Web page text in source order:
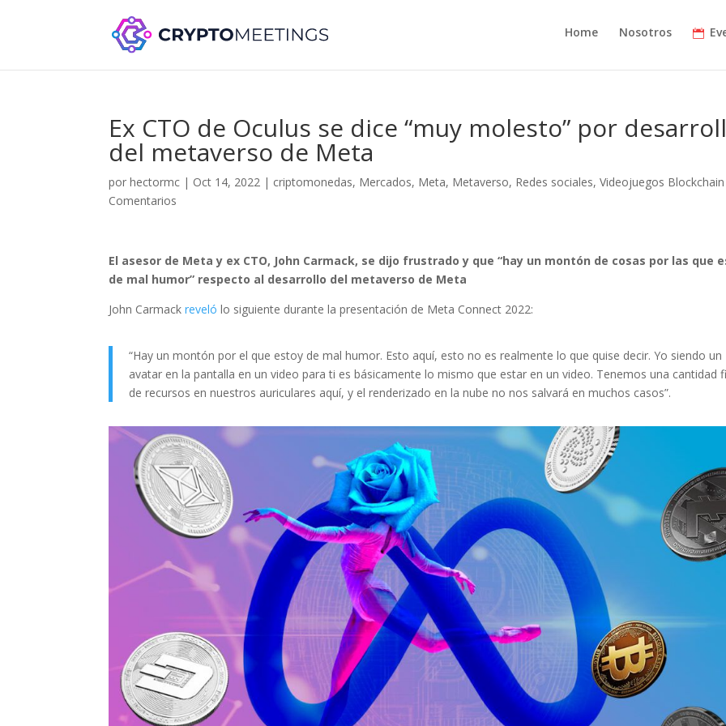
Home Nosotros
Ex CTO de Oculus se dice “muy molesto” por
del metaverso de Meta
porhectormc | Oct 14, 2022 | criptomonedas, Mercados, Meta, Metaverso, Redes sociales,Videojuegos Blockchain
Comentarios
El asesor de Meta y ex CTO, John Carmack, se dijo frustrado y que “hay un montón de cosas por las que
de mal humor” respecto al desarrollo del metaverso de Meta
John Carmackreveló lo siguiente durante la presentación de Meta Connect 2022:
“Hay un montón por el que estoy de mal humor. Esto aquí, esto no es realmente lo que quise decir. Yo siendo un
avatar en la pantalla en un video para ti es básicamente lo mismo que estar en un video. Tenemos una cantidad
de recursos en nuestros auriculares aquí, y el renderizado en la nube no nos salvará en muchos casos”.